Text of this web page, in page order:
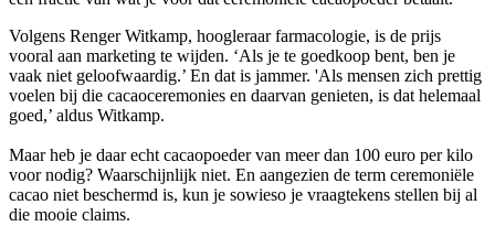
Volgens Renger Witkamp, hoogleraar farmacologie, is de prijs
vooral aan marketing te wijden. ‘Als je te goedkoop bent, ben je
vaak niet geloofwaardig.’ En dat is jammer. 'Als mensen zich prettig
voelen bij die cacaoceremonies en daarvan genieten, is dat helemaal
goed,’ aldus Witkamp.
Maar heb je daar echt cacaopoeder van meer dan 100 euro per kilo
voor nodig? Waarschijnlijk niet. En aangezien de term ceremoniële
cacao niet beschermd is, kun je sowieso je vraagtekens stellen bij al
die mooie claims.